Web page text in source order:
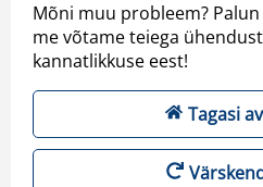
Mõni muu probleem?
me võtame teiega
kannatlikkuse eest!
Tagasi